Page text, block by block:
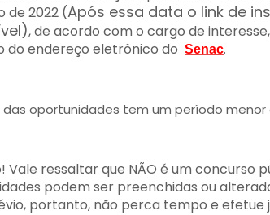
de 2022 (Após essa data o link de
, de acordo com o cargo de
do endereço eletrônico do Senac.
das oportunidades tem um período menor
Vale ressaltar que NÃO é um concurso
podem ser preenchidas ou
portanto, não perca tempo e efetue